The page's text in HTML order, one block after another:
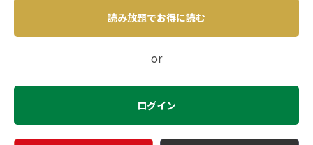
読み放題でお得に読む
or
ログイン